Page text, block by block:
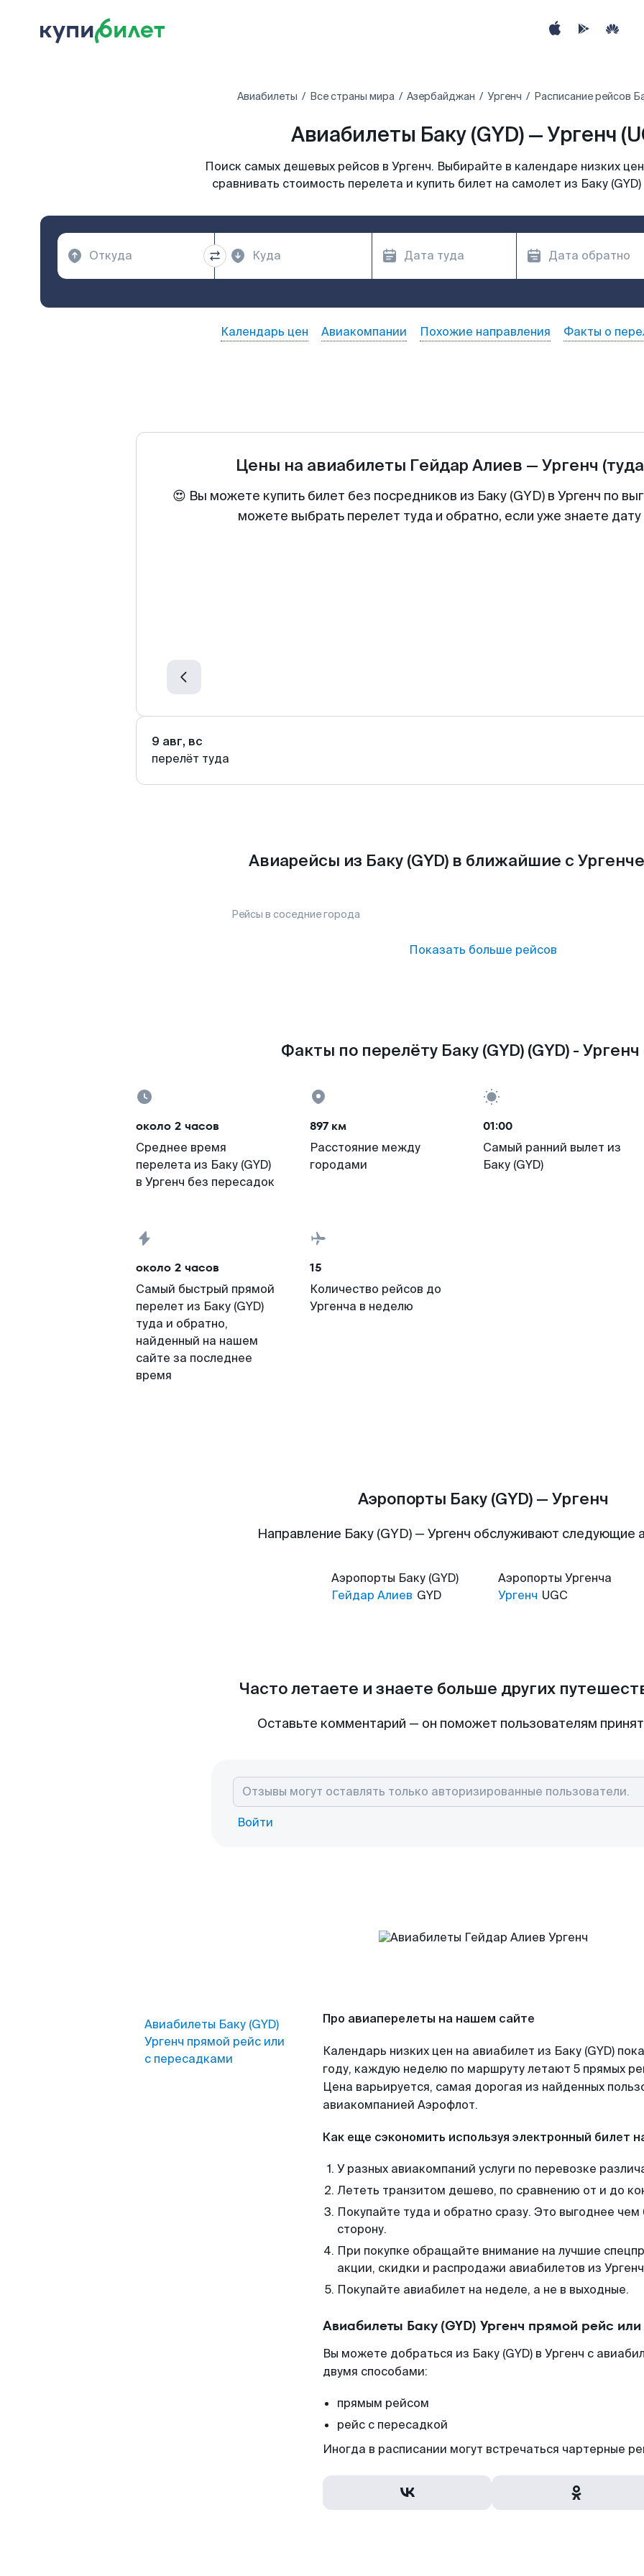
Авиабилеты Все страны мира Азербайджан Ургенч Расписание рейсов
Авиабилеты Баку (GYD) — Ургенч
Поиск самых дешевых рейсов в Ургенч. Выбирайте в календаре низких
сравнивать стоимость перелета и купить билет на самолет из Баку
Календарь цен Авиакомпании Похожие направления Факты о
Цены на авиабилеты Гейдар Алиев — Ургенч
😍 Вы можете купить билет без посредников из Баку (GYD) в Ургенч по
можете выбрать перелет туда и обратно, если уже знаете
9 авг, вс
перелёт туда
Авиарейсы из Баку (GYD) в ближайшие с
Рейсы в соседние города
Показать больше рейсов
Факты по перелёту Баку (GYD) (GYD) - Ургенч
около 2 часов
Среднее время
перелета из Баку (GYD)
в Ургенч без пересадок
897 км
Расстояние между
городами
01:00
Самый ранний вылет из
Баку (GYD)
около 2 часов
Самый быстрый прямой
перелет из Баку (GYD)
туда и обратно,
найденный на нашем
сайте за последнее
время
15
Количество рейсов до
Ургенча в неделю
Аэропорты Баку (GYD) — Ургенч
Направление Баку (GYD) — Ургенч обслуживают следующие
Аэропорты Баку (GYD)
Гейдар Алиев GYD
Аэропорты Ургенча
Ургенч UGC
Часто летаете и знаете больше других
Оставьте комментарий — он поможет пользователям
Войти
Авиабилеты Баку (GYD)
Ургенч прямой рейс или
с пересадками
Про авиаперелеты на нашем сайте
Календарь низких цен на авиабилет из Баку (GYD)
году, каждую неделю по маршруту летают 5 прямых
Цена варьируется, самая дорогая из найденных
авиакомпанией Аэрофлот.
Как еще сэкономить используя электронный билет
У разных авиакомпаний услуги по перевозке
Лететь транзитом дешево, по сравнению от и до
Покупайте туда и обратно сразу. Это выгоднее чем
сторону.
При покупке обращайте внимание на лучшие
акции, скидки и распродажи авиабилетов из
Покупайте авиабилет на неделе, а не в выходные.
Авиабилеты Баку (GYD) Ургенч прямой рейс
Вы можете добраться из Баку (GYD) в Ургенч с
двумя способами:
прямым рейсом
рейс с пересадкой
Иногда в расписании могут встречаться чартерные